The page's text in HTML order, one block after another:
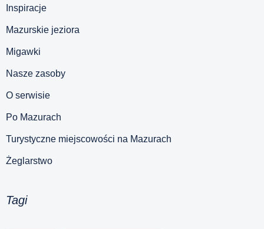
Inspiracje
Mazurskie jeziora
Migawki
Nasze zasoby
O serwisie
Po Mazurach
Turystyczne miejscowości na Mazurach
Żeglarstwo
Tagi